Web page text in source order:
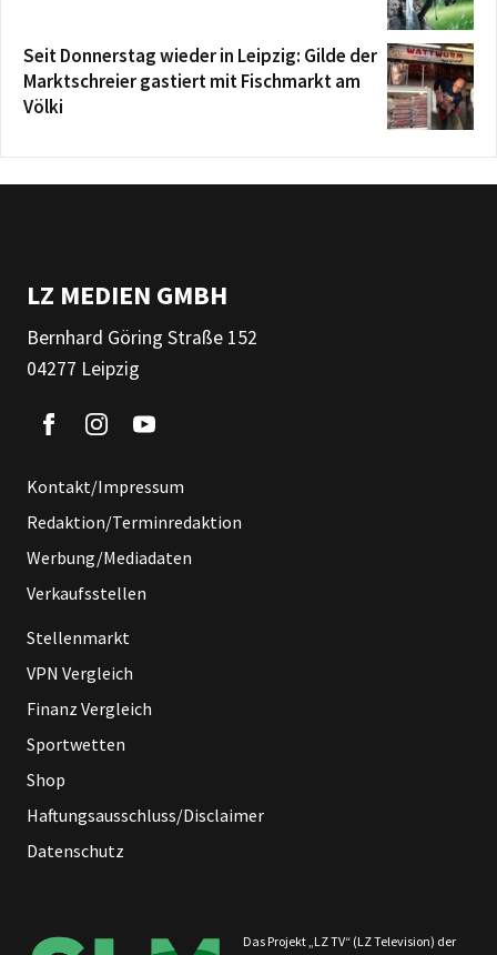
Seit Donnerstag wieder in Leipzig: Gilde der
Marktschreier gastiert mit Fischmarkt am
Völki
LZ MEDIEN GMBH
Bernhard Göring Straße 152
04277 Leipzig
Kontakt/Impressum
Redaktion/Terminredaktion
Werbung/Mediadaten
Verkaufsstellen
Stellenmarkt
VPN Vergleich
Finanz Vergleich
Sportwetten
Shop
Haftungsausschluss/Disclaimer
Datenschutz
Das Projekt „LZ TV“ (LZ Television) der